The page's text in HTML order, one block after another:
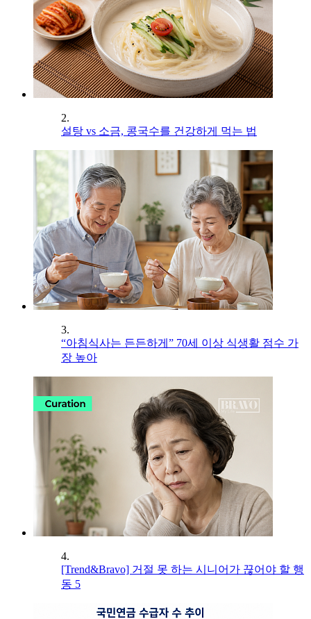
2.
설탕 vs 소금, 콩국수를 건강하게 먹는 법
3.
“아침식사는 든든하게” 70세 이상 식생활 점수 가
장 높아
4.
[Trend&Bravo] 거절 못 하는 시니어가 끊어야 할 행
동 5